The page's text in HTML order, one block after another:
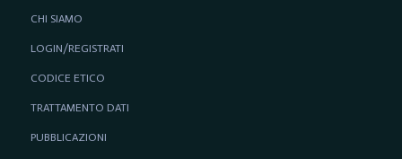
CHI SIAMO
LOGIN/REGISTRATI
CODICE ETICO
TRATTAMENTO DATI
PUBBLICAZIONI